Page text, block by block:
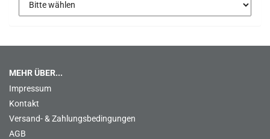
MEHR ÜBER...
Impressum
Kontakt
Versand- & Zahlungsbedingungen
AGB